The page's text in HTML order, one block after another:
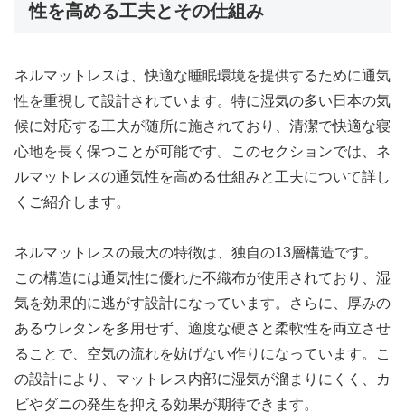
性を高める工夫とその仕組み
ネルマットレスは、快適な睡眠環境を提供するために通気
性を重視して設計されています。特に湿気の多い日本の気
候に対応する工夫が随所に施されており、清潔で快適な寝
心地を長く保つことが可能です。このセクションでは、ネ
ルマットレスの通気性を高める仕組みと工夫について詳し
くご紹介します。
ネルマットレスの最大の特徴は、独自の13層構造です。
この構造には通気性に優れた不織布が使用されており、湿
気を効果的に逃がす設計になっています。さらに、厚みの
あるウレタンを多用せず、適度な硬さと柔軟性を両立させ
ることで、空気の流れを妨げない作りになっています。こ
の設計により、マットレス内部に湿気が溜まりにくく、カ
ビやダニの発生を抑える効果が期待できます。